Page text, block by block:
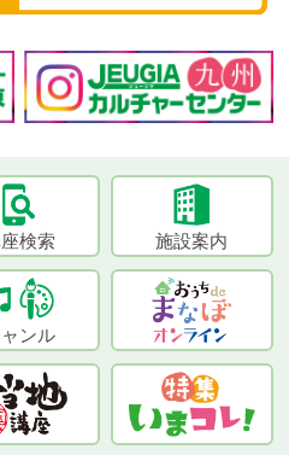
検索 施設案内
ンル